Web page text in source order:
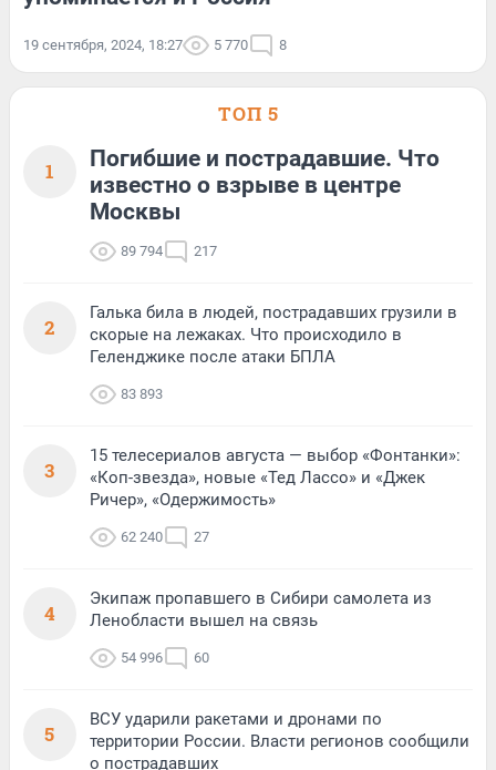
19 сентября, 2024, 18:27 5 770 8
ТОП 5
1
Погибшие и пострадавшие. Что
известно о взрыве в центре
Москвы
89 794 217
2
Галька била в людей, пострадавших грузили в
скорые на лежаках. Что происходило в
Геленджике после атаки БПЛА
83 893
3
15 телесериалов августа — выбор «Фонтанки»:
«Коп-звезда», новые «Тед Лассо» и «Джек
Ричер», «Одержимость»
62 240 27
4
Экипаж пропавшего в Сибири самолета из
Ленобласти вышел на связь
54 996 60
5
ВСУ ударили ракетами и дронами по
территории России. Власти регионов сообщили
о пострадавших